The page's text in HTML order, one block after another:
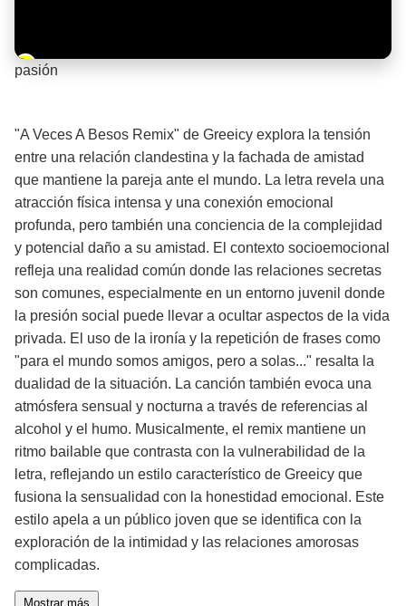
Barra de progreso de la reproducción
pasión
"A Veces A Besos Remix" de Greeicy explora la tensión
entre una relación clandestina y la fachada de amistad
que mantiene la pareja ante el mundo. La letra revela una
atracción física intensa y una conexión emocional
profunda, pero también una conciencia de la complejidad
y potencial daño a su amistad. El contexto socioemocional
refleja una realidad común donde las relaciones secretas
son comunes, especialmente en un entorno juvenil donde
la presión social puede llevar a ocultar aspectos de la vida
privada. El uso de la ironía y la repetición de frases como
"para el mundo somos amigos, pero a solas..." resalta la
dualidad de la situación. La canción también evoca una
atmósfera sensual y nocturna a través de referencias al
alcohol y el humo. Musicalmente, el remix mantiene un
ritmo bailable que contrasta con la vulnerabilidad de la
letra, reflejando un estilo característico de Greeicy que
fusiona la sensualidad con la honestidad emocional. Este
estilo apela a un público joven que se identifica con la
exploración de la intimidad y las relaciones amorosas
complicadas.